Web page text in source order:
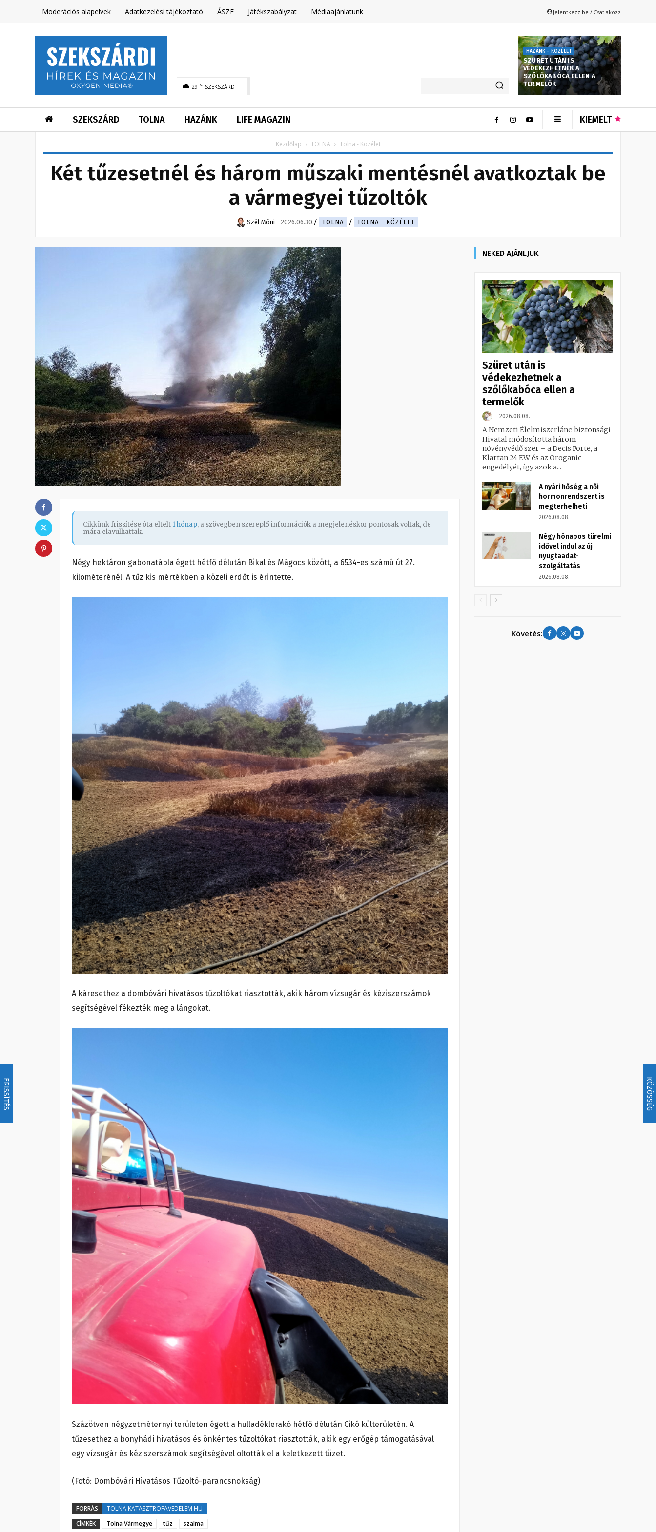
FRISSÍTÉS KÖZÖSSÉG
Moderációs alapelvek Adatkezelési tájékoztató ÁSZF Játékszabályzat Médiaajánlatunk Jelentkezz be / Csatlakozz
29 C SZEKSZÁRD
HAZÁNK - KÖZÉLET
SZÜRET UTÁN IS
VÉDEKEZHETNEK A
SZŐLŐKABÓCA ELLEN A
TERMELŐK
SZEKSZÁRD TOLNA HAZÁNK LIFE MAGAZIN KIEMELT
Kezdőlap TOLNA Tolna - Közélet
Két tűzesetnél és három műszaki mentésnél avatkoztak be
a vármegyei tűzoltók
Szél Móni - 2026.06.30. TOLNA TOLNA - KÖZÉLET
Cikkünk frissítése óta eltelt 1 hónap, a szövegben szereplő információk a megjelenéskor pontosak voltak, de
mára elavulhattak.
Négy hektáron gabonatábla égett hétfő délután Bikal és Mágocs között, a 6534-es számú út 27.
kilométerénél. A tűz kis mértékben a közeli erdőt is érintette.
A káresethez a dombóvári hivatásos tűzoltókat riasztották, akik három vízsugár és kéziszerszámok
segítségével fékezték meg a lángokat.
Százötven négyzetméternyi területen égett a hulladéklerakó hétfő délután Cikó külterületén. A
tűzesethez a bonyhádi hivatásos és önkéntes tűzoltókat riasztották, akik egy erőgép támogatásával
egy vízsugár és kéziszerszámok segítségével oltották el a keletkezett tüzet.
(Fotó: Dombóvári Hivatásos Tűzoltó-parancsnokság)
FORRÁS
TOLNA.KATASZTROFAVEDELEM.HU
CÍMKÉK
Tolna Vármegye tűz szalma
NEKED AJÁNLJUK
Szüret után is
védekezhetnek a
szőlőkabóca ellen a
termelők
2026.08.08.
A Nemzeti Élelmiszerlánc-biztonsági
Hivatal módosította három
növényvédő szer – a Decis Forte, a
Klartan 24 EW és az Oroganic –
engedélyét, így azok a...
A nyári hőség a női
hormonrendszert is
megterhelheti
2026.08.08.
Négy hónapos türelmi
idővel indul az új
nyugtaadat-
szolgáltatás
2026.08.08.
Követés: